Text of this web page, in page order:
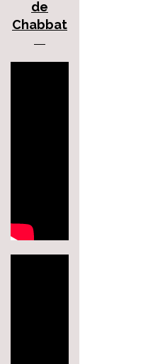
de
Chabbat